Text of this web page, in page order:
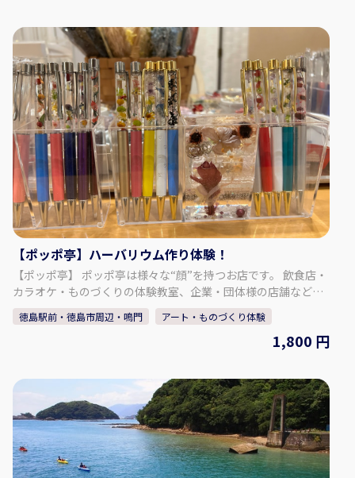
分） ご参加お待ちしております♪
【ポッポ亭】ハーバリウム作り体験！
【ポッポ亭】 ポッポ亭は様々な“顔”を持つお店です。 飲食店・
カラオケ・ものづくりの体験教室、企業・団体様の店舗などの
展示やディスプレイをご依頼いただくこともございます。共通
することは、お客様だけでなく、関わるすべてに笑顔になって
いただきたいという想い。皆様の日常に少しでも華やかさ、楽
バリウムとは「植物標本」という意味があります。ボトルなど
に植物を入れて、透明なオイルで満たします。ボトルに光が差
し込んだときの美しさは、いつまでも眺めていたくなります。
お好みの花材を選び、オリジナルのハーバリウムアイテムを作
ってみませんか？ ◇料金 ハーバリウムボールペン １本：
1,800円 ハーバリウムボールペン ２本：2,800円 ハーバリウム
徳島駅前・徳島市周辺・鳴門 アート・ものづくり体験
1,800 円